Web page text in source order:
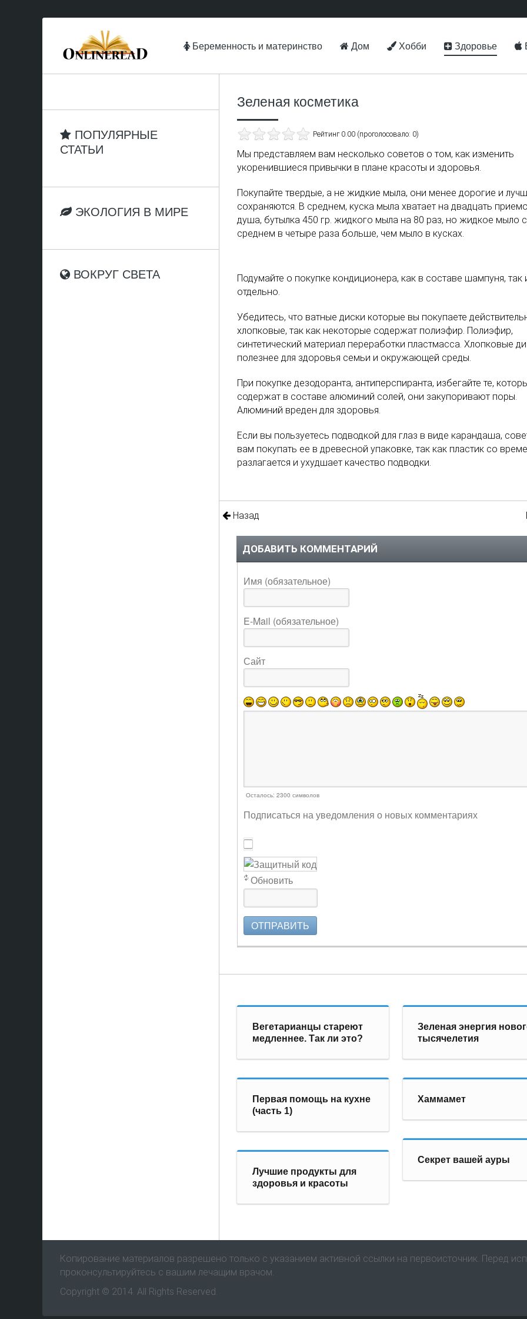
Беременность и материнство Дом Хобби Здоровье
Зеленая косметика
Рейтинг 0.00 (проголосовало: 0)
Мы представляем вам несколько советов о том, как изменить
укоренившиеся привычки в плане красоты и здоровья.
Покупайте твердые, а не жидкие мыла, они менее дорогие и
сохраняются. В среднем, куска мыла хватает на двадцать
душа, бутылка 450 гр. жидкого мыла на 80 раз, но жидкое мыло
среднем в четыре раза больше, чем мыло в кусках.
Подумайте о покупке кондиционера, как в составе шампуня, так
отдельно.
Убедитесь, что ватные диски которые вы покупаете
хлопковые, так как некоторые содержат полиэфир. Полиэфир,
синтетический материал переработки пластмасса. Хлопковые
полезнее для здоровья семьи и окружающей среды.
При покупке дезодоранта, антиперспиранта, избегайте те,
содержат в составе алюминий солей, они закупоривают поры.
Алюминий вреден для здоровья.
Если вы пользуетесь подводкой для глаз в виде карандаша,
вам покупать ее в древесной упаковке, так как пластик со
разлагается и ухудшает качество подводки.
Назад
ДОБАВИТЬ КОММЕНТАРИЙ
Имя (обязательное)
E-Mail (обязательное)
Сайт
Осталось: 2300 символов
Подписаться на уведомления о новых комментариях
Обновить
ОТПРАВИТЬ
Вегетарианцы стареют
медленнее. Так ли это?
Первая помощь на кухне
(часть 1)
Лучшие продукты для
здоровья и красоты
Зеленая энергия
тысячелетия
Хаммамет
Секрет вашей ауры
ПОПУЛЯРНЫЕ
СТАТЬИ
ЭКОЛОГИЯ В МИРЕ
ВОКРУГ СВЕТА
Копирование материалов разрешено только с указанием активной ссылки на первоисточник. Перед
проконсультируйтесь с вашим лечащим врачом.
Copyright © 2014. All Rights Reserved.